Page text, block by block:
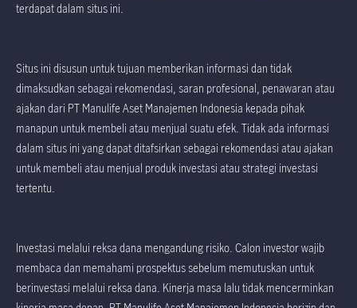
terdapat dalam situs ini.
Situs ini disusun untuk tujuan memberikan informasi dan tidak
dimaksudkan sebagai rekomendasi, saran profesional, penawaran atau
ajakan dari PT Manulife Aset Manajemen Indonesia kepada pihak
manapun untuk membeli atau menjual suatu efek. Tidak ada informasi
dalam situs ini yang dapat ditafsirkan sebagai rekomendasi atau ajakan
untuk membeli atau menjual produk investasi atau strategi investasi
tertentu.
Investasi melalui reksa dana mengandung risiko. Calon investor wajib
membaca dan memahami prospektus sebelum memutuskan untuk
berinvestasi melalui reksa dana. Kinerja masa lalu tidak mencerminkan